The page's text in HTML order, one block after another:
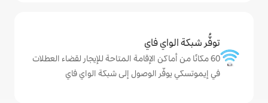
الإقامة المتاحة للإيجار لقضاء العطلات
الوصول إلى شبكة الواي فاي